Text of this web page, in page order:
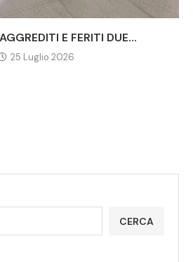
E FERITI DUE...
25 Luglio 2026
CERCA